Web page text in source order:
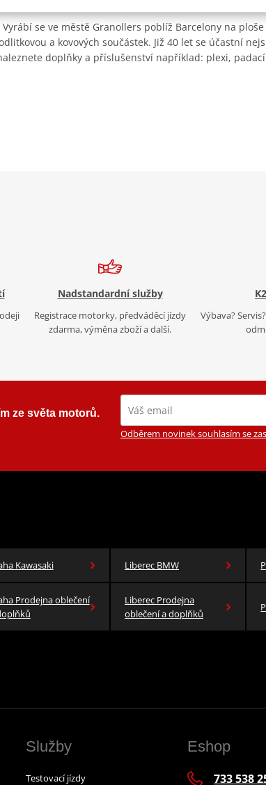
se ve městě Granollers poblíž Barcelony na ploše
a kovových součástek. Již 40 let se účastní
doplňky a příslušenství například: plexi,
Nadstandardní služby
Registrace motorky, předváděcí jízdy
zdarma, výměna zboží a další.
Výbava?
ze světa motorů.
Odběrem novinek souhlasím se
Kawasaki Liberec BMW
Prodejna oblečení
Liberec Prodejna
oblečení a doplňků
Služby
Testovací jízdy
Eshop
733 538